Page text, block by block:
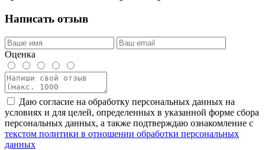
Написать отзыв
Оценка
Даю согласие на обработку персональных данных на
условиях и для целей, определенных в указанной форме сбора
персональных данных, а также подтверждаю ознакомление с
текстом политики в отношении обработки персональных
данных